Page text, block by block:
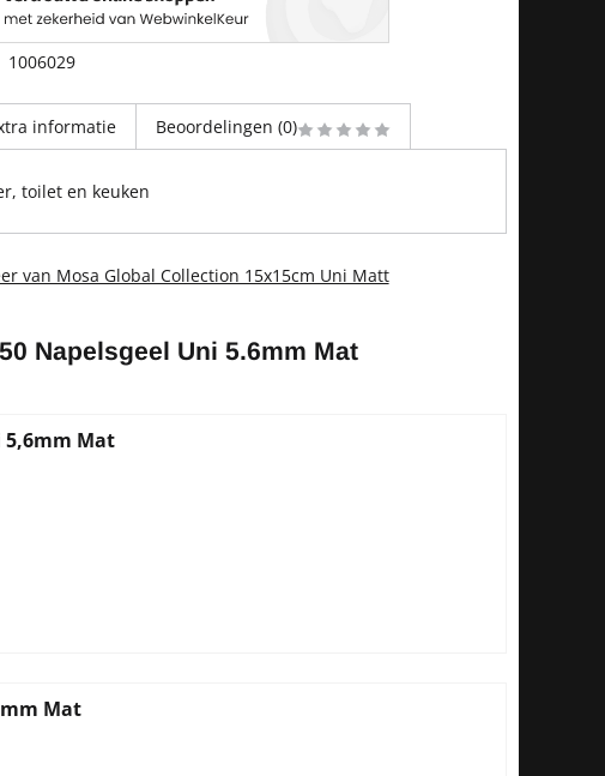
1006029
informatie Beoordelingen (0)
toilet en keuken
van Mosa Global Collection 15x15cm Uni Matt
Napelsgeel Uni 5.6mm Mat
5,6mm Mat
Mat